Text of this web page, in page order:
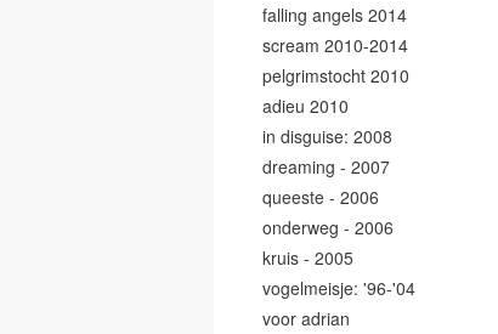
falling angels 2014
scream 2010-2014
pelgrimstocht 2010
adieu 2010
in disguise: 2008
dreaming - 2007
queeste - 2006
onderweg - 2006
kruis - 2005
vogelmeisje: '96-'04
voor adrian